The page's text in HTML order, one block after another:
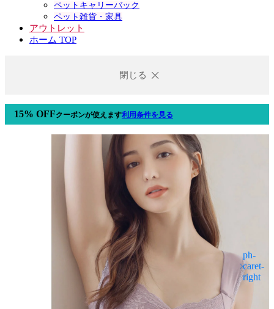
ペットキャリーバック
ペット雑貨・家具
アウトレット
ホーム TOP
閉じる
15% OFFクーポンが使えます利用条件を見る